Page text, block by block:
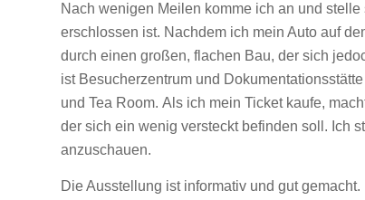
Nach wenigen Meilen komme ich an und
erschlossen ist. Nachdem ich mein Auto auf
durch einen großen, flachen Bau, der sich
ist Besucherzentrum und
und Tea Room. Als ich mein Ticket kaufe,
der sich ein wenig versteckt befinden soll. Ich
anzuschauen.
Die Ausstellung ist informativ und gut